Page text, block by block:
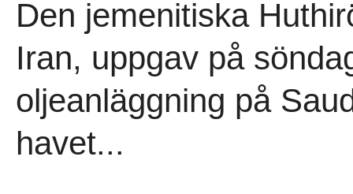
Den jemenitiska
Iran, uppgav på
oljeanläggning på
havet...